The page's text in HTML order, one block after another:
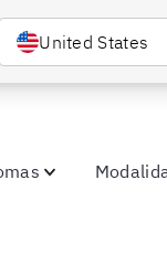
United States